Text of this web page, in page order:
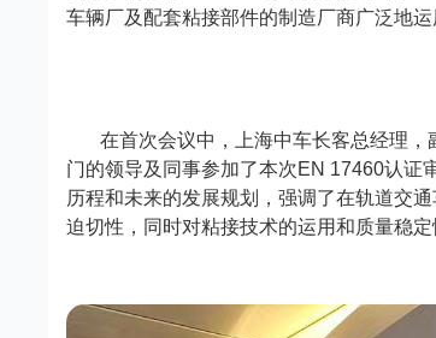
车辆厂及配套粘接部件的制造厂商广泛地
在首次会议中，上海中车长客总经理
门的领导及同事参加了本次EN 17460认证
历程和未来的发展规划，强调了在轨道交
迫切性，同时对粘接技术的运用和质量稳定